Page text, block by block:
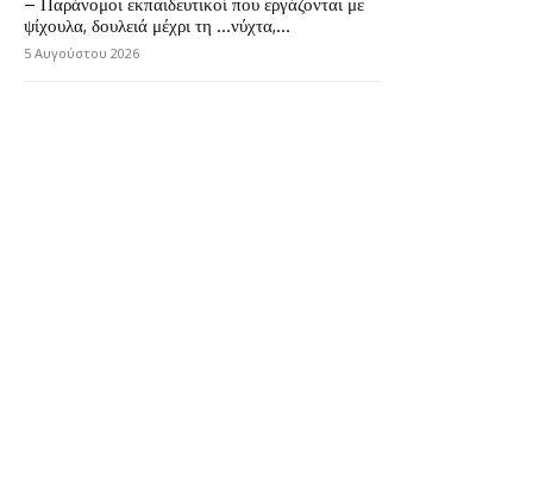
ψίχουλα, δουλειά μέχρι τη …νύχτα,...
5 Αυγούστου 2026